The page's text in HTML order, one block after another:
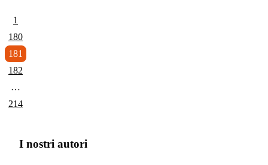
1
180
181
182
…
214
I nostri autori